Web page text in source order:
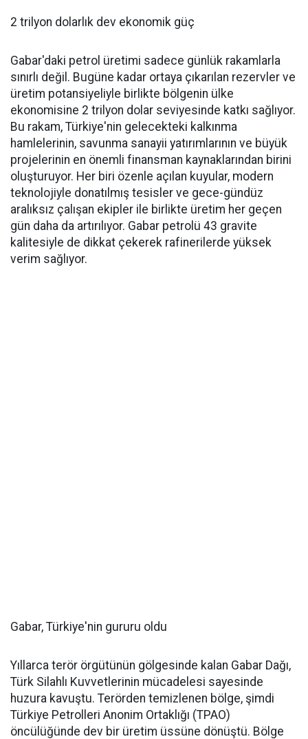
2 trilyon dolarlık dev ekonomik güç
Gabar'daki petrol üretimi sadece günlük rakamlarla
sınırlı değil. Bugüne kadar ortaya çıkarılan rezervler ve
üretim potansiyeliyle birlikte bölgenin ülke
ekonomisine 2 trilyon dolar seviyesinde katkı sağlıyor.
Bu rakam, Türkiye'nin gelecekteki kalkınma
hamlelerinin, savunma sanayii yatırımlarının ve büyük
projelerinin en önemli finansman kaynaklarından birini
oluşturuyor. Her biri özenle açılan kuyular, modern
teknolojiyle donatılmış tesisler ve gece-gündüz
aralıksız çalışan ekipler ile birlikte üretim her geçen
gün daha da artırılıyor. Gabar petrolü 43 gravite
kalitesiyle de dikkat çekerek rafinerilerde yüksek
verim sağlıyor.
Gabar, Türkiye'nin gururu oldu
Yıllarca terör örgütünün gölgesinde kalan Gabar Dağı,
Türk Silahlı Kuvvetlerinin mücadelesi sayesinde
huzura kavuştu. Terörden temizlenen bölge, şimdi
Türkiye Petrolleri Anonim Ortaklığı (TPAO)
öncülüğünde dev bir üretim üssüne dönüştü. Bölge